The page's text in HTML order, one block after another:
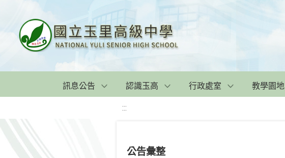
訊息公告 認識玉高 行政處室 教學園地
:::
公告彙整